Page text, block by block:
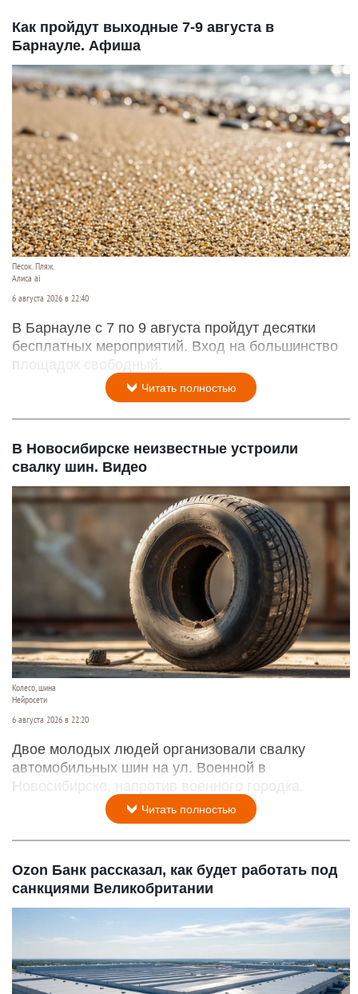
Как пройдут выходные 7-9 августа в
Барнауле. Афиша
Песок. Пляж.
Алиса ai
6 августа 2026 в 22:40
В Барнауле с 7 по 9 августа пройдут десятки
бесплатных мероприятий. Вход на большинство
площадок свободный.
Читать полностью
В Новосибирске неизвестные устроили
свалку шин. Видео
Колесо, шина
Нейросети
6 августа 2026 в 22:20
Двое молодых людей организовали свалку
автомобильных шин на ул. Военной в
Новосибирске, напротив военного городка.
Читать полностью
Ozon Банк рассказал, как будет работать под
санкциями Великобритании